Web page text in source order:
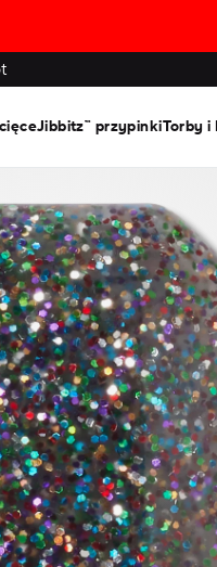
Jibbitz™ przypinkiTorby i